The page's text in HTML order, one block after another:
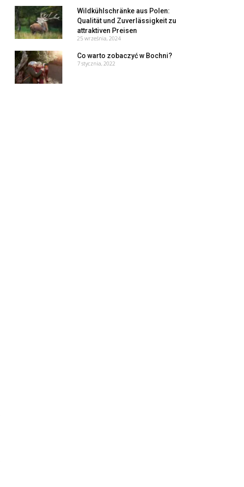
Wildkühlschränke aus Polen:
Qualität und Zuverlässigkeit zu
attraktiven Preisen
25 września, 2024
Co warto zobaczyć w Bochni?
7 stycznia, 2022